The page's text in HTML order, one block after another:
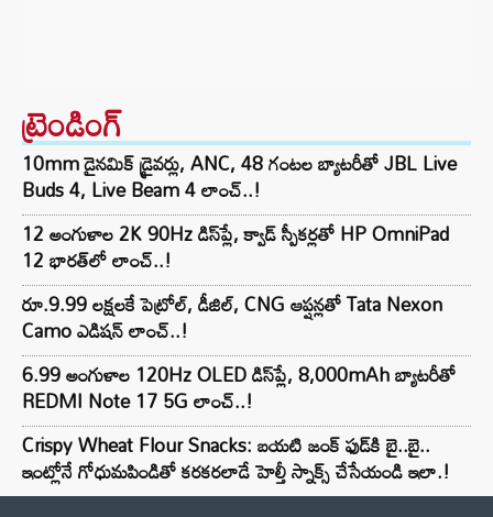
ట్రెండింగ్‌
10mm డైనమిక్ డ్రైవర్లు, ANC, 48 గంటల బ్యాటరీతో JBL Live
Buds 4, Live Beam 4 లాంచ్..!
12 అంగుళాల 2K 90Hz డిస్‌ప్లే, క్వాడ్ స్పీకర్లతో HP OmniPad
12 భారత్‌లో లాంచ్..!
రూ.9.99 లక్షలకే పెట్రోల్, డీజిల్, CNG ఆప్షన్లతో Tata Nexon
Camo ఎడిషన్ లాంచ్..!
6.99 అంగుళాల 120Hz OLED డిస్‌ప్లే, 8,000mAh బ్యాటరీతో
REDMI Note 17 5G లాంచ్..!
Crispy Wheat Flour Snacks: బయటి జంక్ ఫుడ్‌కి బై..బై..
ఇంట్లోనే గోధుమపిండితో కరకరలాడే హెల్తీ స్నాక్స్ చేసేయండి ఇలా.!